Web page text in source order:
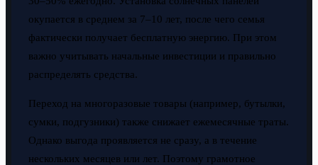
окупается в среднем за 7–10 лет, после чего семья
фактически получает бесплатную энергию. При этом
важно учитывать начальные инвестиции и правильно
распределять средства.
Переход на многоразовые товары (например, бутылки,
сумки, подгузники) также снижает ежемесячные траты.
Однако выгода проявляется не сразу, а в течение
нескольких месяцев или лет. Поэтому грамотное